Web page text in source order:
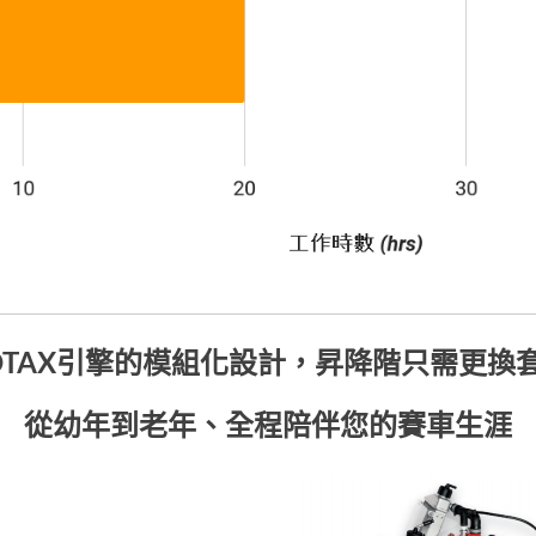
引擎的模組化設計，昇降階只需更換
從幼年到老年、全程陪伴您的賽車生涯